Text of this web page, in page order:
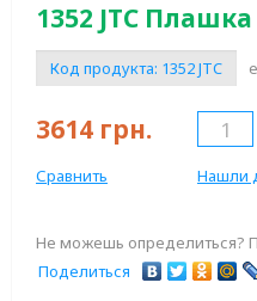
1352 JTC
Код продукта: 1352 JTC
3614 грн.
Сравнить Нашли
Не можешь определиться?
Поделиться